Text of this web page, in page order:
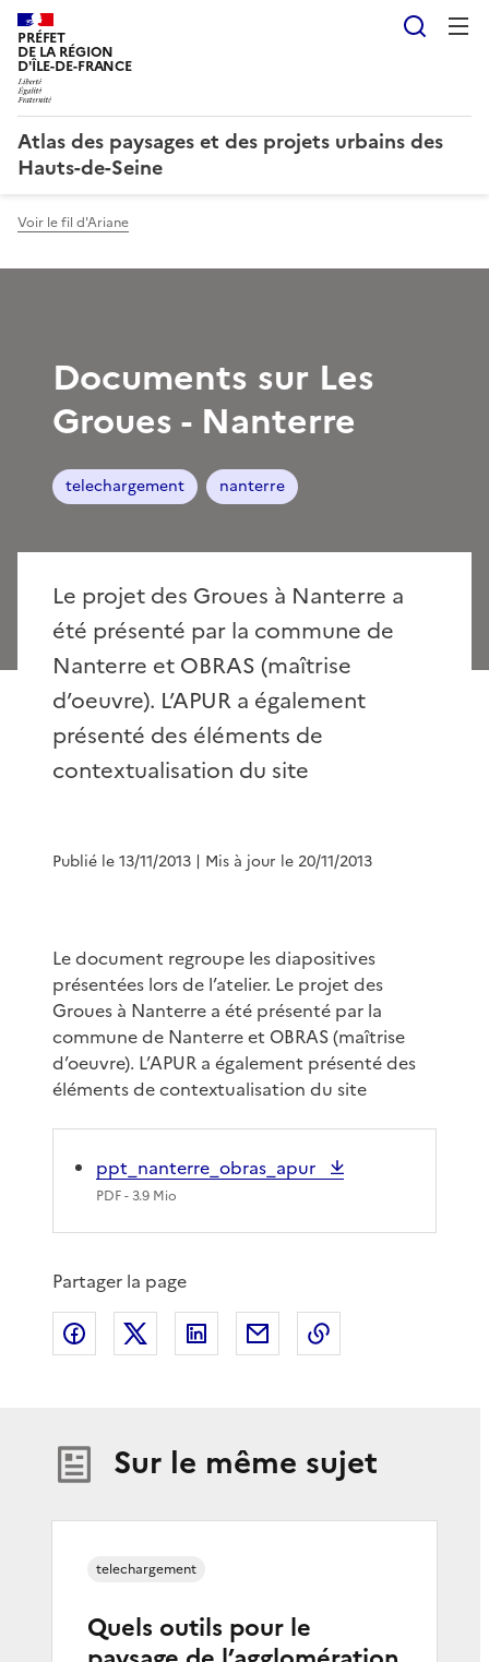
PRÉFET
DE LA RÉGION
D'ÎLE-DE-FRANCE
Atlas des paysages et des projets urbains des
Hauts-de-Seine
Voir le fil d'Ariane
Documents sur Les
Groues - Nanterre
telechargement nanterre
Le projet des Groues à Nanterre a
été présenté par la commune de
Nanterre et OBRAS (maîtrise
d’oeuvre). L’APUR a également
présenté des éléments de
contextualisation du site
Publié le 13/11/2013 | Mis à jour le 20/11/2013
Le document regroupe les diapositives
présentées lors de l’atelier. Le projet des
Groues à Nanterre a été présenté par la
commune de Nanterre et OBRAS (maîtrise
d’oeuvre). L’APUR a également présenté des
éléments de contextualisation du site
ppt_nanterre_obras_apur
PDF- 3.9 Mio
Partager la page
Partager sur Facebook
Partager sur XPartager sur LinkedIn
Partager par email
Sur le même sujet
Quels outils pour le
telechargement